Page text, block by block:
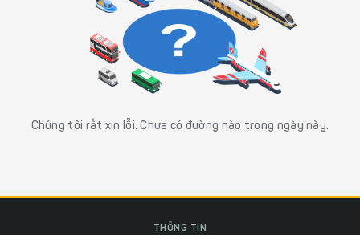
Chúng tôi rất xin lỗi. Chưa có đường nào trong ngày này.
THÔNG TIN